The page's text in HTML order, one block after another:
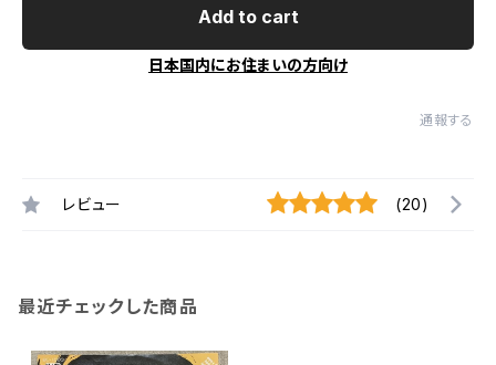
Add to cart
日本国内にお住まいの方向け
通報する
レビュー (20)
最近チェックした商品